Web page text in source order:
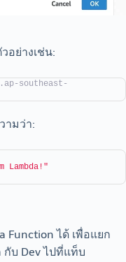
อย่างเช่น:
southeast-
ามว่า:
Lambda!"
Function ได้ เพื่อแยก
กับ Dev ไปที่แท็บ